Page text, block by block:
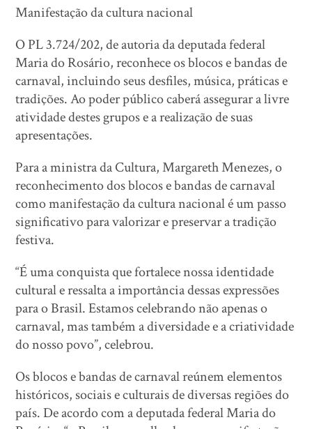
Manifestação da cultura nacional
O PL 3.724/202, de autoria da deputada federal
Maria do Rosário, reconhece os blocos e bandas de
carnaval, incluindo seus desfiles, música, práticas e
tradições. Ao poder público caberá assegurar a livre
atividade destes grupos e a realização de suas
apresentações.
Para a ministra da Cultura, Margareth Menezes, o
reconhecimento dos blocos e bandas de carnaval
como manifestação da cultura nacional é um passo
significativo para valorizar e preservar a tradição
festiva.
“É uma conquista que fortalece nossa identidade
cultural e ressalta a importância dessas expressões
para o Brasil. Estamos celebrando não apenas o
carnaval, mas também a diversidade e a criatividade
do nosso povo”, celebrou.
Os blocos e bandas de carnaval reúnem elementos
históricos, sociais e culturais de diversas regiões do
país. De acordo com a deputada federal Maria do